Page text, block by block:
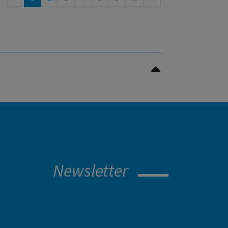
Nach oben Scrollen
Newsletter